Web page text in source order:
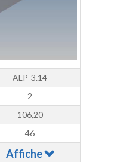
ALP-3.14
2
106,20
46
Affiche